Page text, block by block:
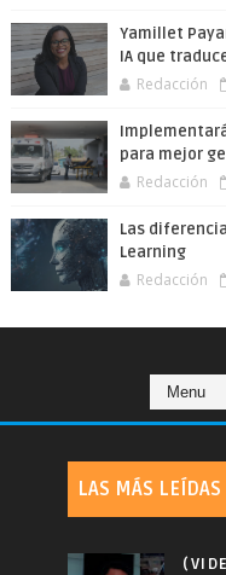
Yamillet
IA que
Redacción
para mejor
Redacción
Las
Learning
Redacción
LAS MÁS LEÍDAS